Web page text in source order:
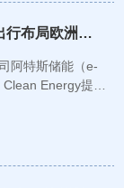
行布局欧洲
阿特斯储能（e-
Energy提供